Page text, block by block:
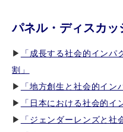
パネル・ディスカッ
▶
「成長する社会的イン
割」
▶
「地方創生と社会的イン
▶
「日本における社会的イ
▶
「ジェンダーレンズと社